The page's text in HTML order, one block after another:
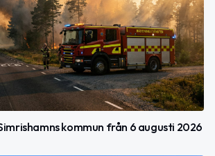
kommun från 6 augusti 2026